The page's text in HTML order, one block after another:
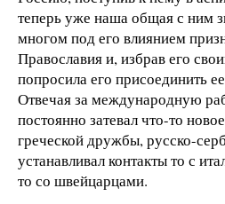
теперь уже наша общая с ним
многом под его влиянием
Православия и, избрав его
попросила его присоединить
Отвечая за международную
постоянно затевал что-то
греческой дружбы, русско-
устанавливал контакты то с
то со швейцарцами.